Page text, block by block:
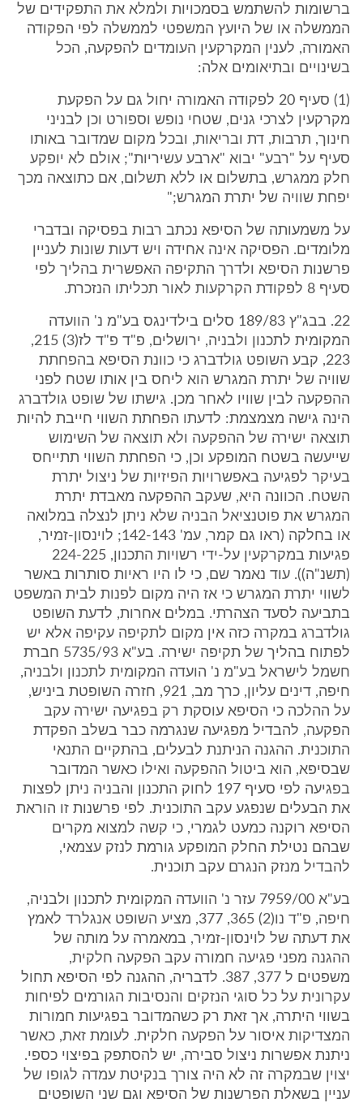
ברשומות להשתמש בסמכויות ולמלא את התפקידים של
הממשלה או של היועץ המשפטי לממשלה לפי הפקודה
האמורה, לענין המקרקעין העומדים להפקעה, הכל
בשינויים ובתיאומים אלה:
(1) סעיף 20 לפקודה האמורה יחול גם על הפקעת
מקרקעין לצרכי גנים, שטחי נופש וספורט וכן לבניני
חינוך, תרבות, דת ובריאות, ובכל מקום שמדובר באותו
סעיף על "רבע" יבוא "ארבע עשיריות"; אולם לא יופקע
חלק ממגרש, בתשלום או ללא תשלום, אם כתוצאה מכך
יפחת שוויה של יתרת המגרש;"
על משמעותה של הסיפא נכתב רבות בפסיקה ובדברי
מלומדים. הפסיקה אינה אחידה ויש דעות שונות לעניין
פרשנות הסיפא ולדרך התקיפה האפשרית בהליך לפי
סעיף 8 לפקודת הקרקעות לאור תכליתו הנזכרת.
22. בבג"ץ 189/83 סלים בילדינגס בע"מ נ' הוועדה
המקומית לתכנון ולבניה, ירושלים, פ"ד פ"ד לז(3) 215,
223, קבע השופט גולדברג כי כוונת הסיפא בהפחתת
שוויה של יתרת המגרש הוא ליחס בין אותו שטח לפני
ההפקעה לבין שוויו לאחר מכן. גישתו של שופט גולדברג
הינה גישה מצמצמת: לדעתו הפחתת השווי חייבת להיות
תוצאה ישירה של ההפקעה ולא תוצאה של השימוש
שייעשה בשטח המופקע וכן, כי הפחתת השווי תתייחס
בעיקר לפגיעה באפשרויות הפיזיות של ניצול יתרת
השטח. הכוונה היא, שעקב ההפקעה מאבדת יתרת
המגרש את פוטנציאל הבניה שלא ניתן לנצלה במלואה
או בחלקה (ראו גם קמר, עמ' 142-143; לוינסון-זמיר,
פגיעות במקרקעין על-ידי רשויות התכנון, 224-225
(תשנ"ה)). עוד נאמר שם, כי לו היו ראיות סותרות באשר
לשווי יתרת המגרש כי אז היה מקום לפנות לבית המשפט
בתביעה לסעד הצהרתי. במלים אחרות, לדעת השופט
גולדברג במקרה כזה אין מקום לתקיפה עקיפה אלא יש
לפתוח בהליך של תקיפה ישירה. בע"א 5735/93 חברת
חשמל לישראל בע"מ נ' הועדה המקומית לתכנון ולבניה,
חיפה, דינים עליון, כרך מב, 921, חזרה השופטת ביניש,
על ההלכה כי הסיפא עוסקת רק בפגיעה ישירה עקב
הפקעה, להבדיל מפגיעה שנגרמה כבר בשלב הפקדת
התוכנית. ההגנה הניתנת לבעלים, בהתקיים התנאי
שבסיפא, הוא ביטול ההפקעה ואילו כאשר המדובר
בפגיעה לפי סעיף 197 לחוק התכנון והבניה ניתן לפצות
את הבעלים שנפגע עקב התוכנית. לפי פרשנות זו הוראת
הסיפא רוקנה כמעט לגמרי, כי קשה למצוא מקרים
שבהם נטילת החלק המופקע גורמת לנזק עצמאי,
להבדיל מנזק הנגרם עקב תוכנית.
בע"א 7959/00 עזר נ' הוועדה המקומית לתכנון ולבניה,
חיפה, פ"ד נו(2) 365, 377, מציע השופט אנגלרד לאמץ
את דעתה של לוינסון-זמיר, במאמרה על מותה של
ההגנה מפני פגיעה חמורה עקב הפקעה חלקית,
משפטים ל 377, 387. לדבריה, ההגנה לפי הסיפא תחול
עקרונית על כל סוגי הנזקים והנסיבות הגורמים לפיחות
בשווי היתרה, אך זאת רק כשהמדובר בפגיעות חמורות
המצדיקות איסור על הפקעה חלקית. לעומת זאת, כאשר
ניתנת אפשרות ניצול סבירה, יש להסתפק בפיצוי כספי.
יצוין שבמקרה זה לא היה צורך בנקיטת עמדה לגופו של
עניין בשאלת הפרשנות של הסיפא וגם שני השופטים